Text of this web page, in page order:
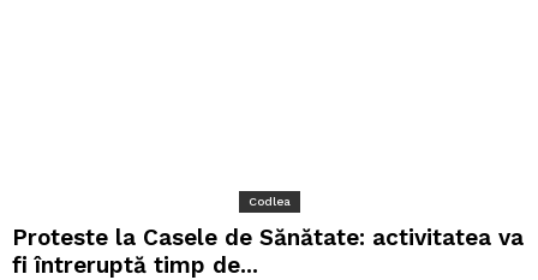
Codlea
Proteste la Casele de Sănătate: activitatea va
fi întreruptă timp de...